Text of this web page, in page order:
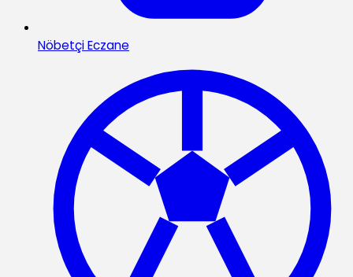
Nöbetçi Eczane